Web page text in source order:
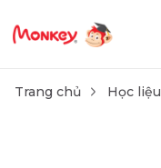
Trang chủ Học liệu